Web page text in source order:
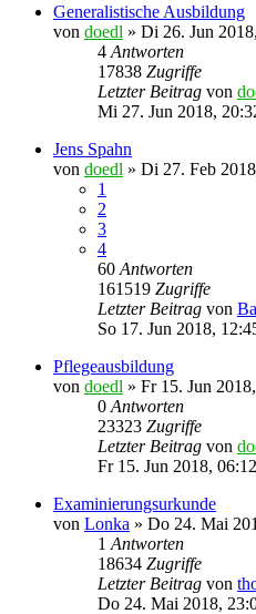
Generalistische Ausbildung
von doedl » Di 26. Jun
4 Antworten
17838 Zugriffe
Letzter Beitrag von
Mi 27. Jun 2018,
Jens Spahn
von doedl » Di 27. Feb
1
2
3
4
60 Antworten
161519 Zugriffe
Letzter Beitrag von
So 17. Jun 2018,
Pflegeausbildung
von doedl » Fr 15. Jun
0 Antworten
23323 Zugriffe
Letzter Beitrag von
Fr 15. Jun 2018, 06:12
Examinierungsurkunde
von Lonka » Do 24. Mai
1 Antworten
18634 Zugriffe
Letzter Beitrag von
Do 24. Mai 2018,